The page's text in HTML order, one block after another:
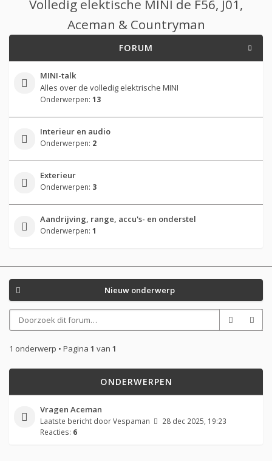
Volledig elektische MINI de F56, J01,
Aceman & Countryman
FORUM
MINI-talk
Alles over de volledig elektrische MINI
Onderwerpen: 13
Interieur en audio
Onderwerpen: 2
Exterieur
Onderwerpen: 3
Aandrijving, range, accu's- en onderstel
Onderwerpen: 1
Nieuw onderwerp
1 onderwerp • Pagina 1 van 1
ONDERWERPEN
Vragen Aceman
Laatste bericht doorVespaman
28 dec 2025, 19:23
Reacties: 6